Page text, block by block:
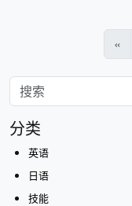
«
分类
英语
日语
技能